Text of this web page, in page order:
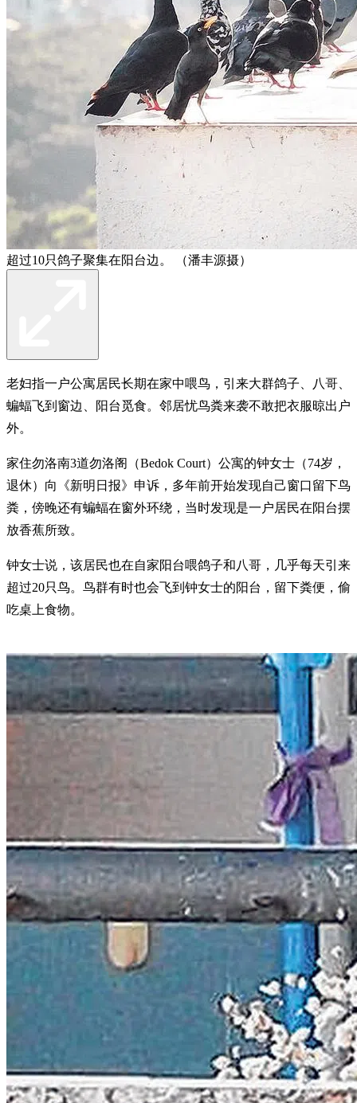
超过10只鸽子聚集在阳台边。 （潘丰源摄）
老妇指一户公寓居民长期在家中喂鸟，引来大群鸽子、八哥、
蝙蝠飞到窗边、阳台觅食。邻居忧鸟粪来袭不敢把衣服晾出户
外。
家住勿洛南3道勿洛阁（Bedok Court）公寓的钟女士（74岁，
退休）向《新明日报》申诉，多年前开始发现自己窗口留下鸟
粪，傍晚还有蝙蝠在窗外环绕，当时发现是一户居民在阳台摆
放香蕉所致。
钟女士说，该居民也在自家阳台喂鸽子和八哥，几乎每天引来
超过20只鸟。鸟群有时也会飞到钟女士的阳台，留下粪便，偷
吃桌上食物。